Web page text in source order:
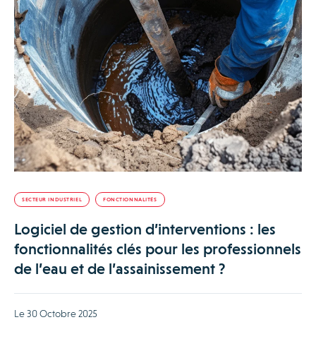
SECTEUR INDUSTRIEL FONCTIONNALITÉS
Logiciel de gestion d’interventions : les
fonctionnalités clés pour les professionnels
de l’eau et de l’assainissement ?
Le 30 Octobre 2025